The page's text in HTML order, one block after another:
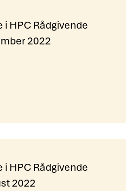
i HPC Rådgivende
2022
i HPC Rådgivende
2022